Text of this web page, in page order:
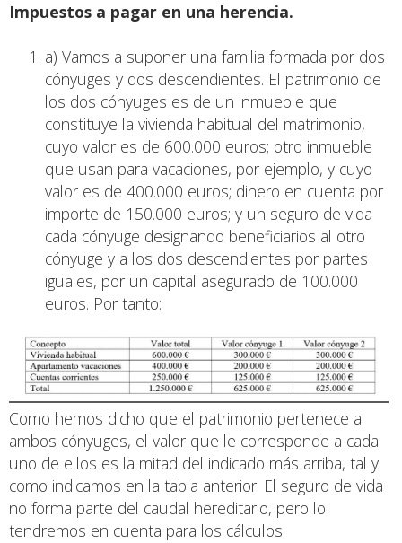
Impuestos a pagar en una herencia.
a) Vamos a suponer una familia formada por dos
cónyuges y dos descendientes. El patrimonio de
los dos cónyuges es de un inmueble que
constituye la vivienda habitual del matrimonio,
cuyo valor es de 600.000 euros; otro inmueble
que usan para vacaciones, por ejemplo, y cuyo
valor es de 400.000 euros; dinero en cuenta por
importe de 150.000 euros; y un seguro de vida
cada cónyuge designando beneficiarios al otro
cónyuge y a los dos descendientes por partes
iguales, por un capital asegurado de 100.000
euros. Por tanto:
Como hemos dicho que el patrimonio pertenece a
ambos cónyuges, el valor que le corresponde a cada
uno de ellos es la mitad del indicado más arriba, tal y
como indicamos en la tabla anterior. El seguro de vida
no forma parte del caudal hereditario, pero lo
tendremos en cuenta para los cálculos.